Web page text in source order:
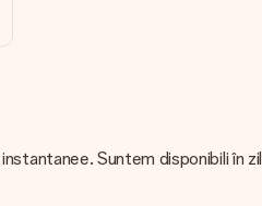
înaltă calitate. Dacă nu
să îl comandați. Ei pot verifica
să îl utilizați? Vă rugăm să
Suntem disponibili